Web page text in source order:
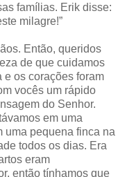
famílias. Erik disse:
milagre!”
Então, queridos
de que cuidamos
e os corações foram
vocês um rápido
do Senhor.
em uma
uma pequena finca na
todos os dias. Era
eram
então tínhamos que